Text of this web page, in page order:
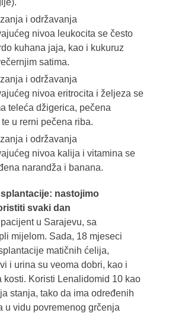
i održavanja
nivoa leukocita se često
kuhana jaja, kao i kukuruz
satima.
i održavanja
nivoa eritrocita i željeza se
teleća džigerica, pečena
u rerni pečena riba.
i održavanja
nivoa kalija i vitamina se
narandža i banana.
nastojimo
svaki dan
u Sarajevu, sa
mijelom. Sada, 18 mjeseci
matičnih ćelija,
i urina su veoma dobri, kao i
kosti. Koristi Lenalidomid 10 kao
stanja, tako da ima određenih
u vidu povremenog grčenja